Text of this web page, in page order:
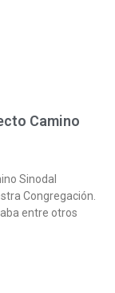
Camino
Sinodal
Congregación.
entre otros